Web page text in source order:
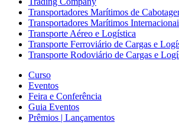
Transportadores Marítimos de
Transportadores Marítimos
Transporte Aéreo e Logística
Transporte Ferroviário de Cargas e
Transporte Rodoviário de Cargas e
Curso
Eventos
Feira e Conferência
Guia Eventos
Prêmios | Lançamentos